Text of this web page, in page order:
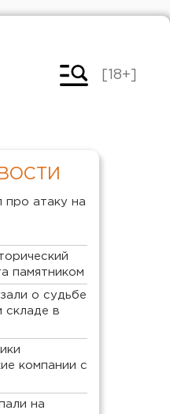
[18+]
про атаку на
памятником
о судьбе
складе в
компании с
на